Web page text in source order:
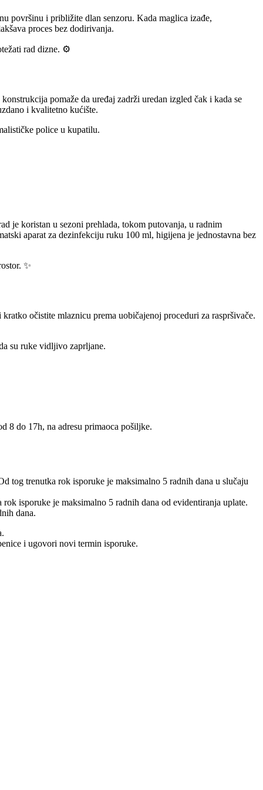
površinu i približite dlan senzoru. Kada maglica izađe,
proces bez dodirivanja.
rad dizne. ⚙️
pomaže da uređaj zadrži uredan izgled čak i kada se
i kvalitetno kućište.
police u kupatilu.
je koristan u sezoni prehlada, tokom putovanja, u radnim
aparat za dezinfekciju ruku 100 ml, higijena je jednostavna bez
✨
očistite mlaznicu prema uobičajenoj proceduri za raspršivače.
su ruke vidljivo zaprljane.
8 do 17h, na adresu primaoca pošiljke.
tog trenutka rok isporuke je maksimalno 5 radnih dana u slučaju
isporuke je maksimalno 5 radnih dana od evidentiranja uplate.
dana.
i ugovori novi termin isporuke.